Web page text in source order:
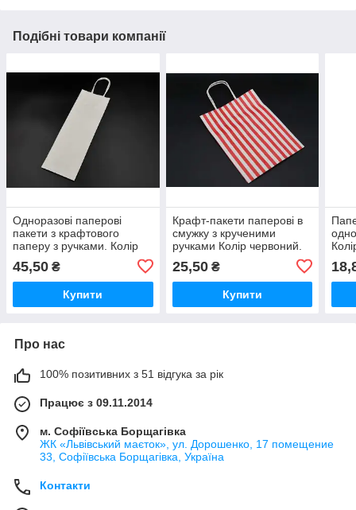
Подібні товари компанії
Одноразові паперові
пакети з крафтового
паперу з ручками. Колір
Одноразові паперові
пакети з крафтового
45,50 ₴
Купити
Крафт-пакети паперові в
смужку з крученими
ручками Колір червоний.
пакети паперові в смужку
з крученими ручками
25,50₴
Купити
Про нас
100% позитивних з 51 відгука за рік
Працює з 09.11.2014
м. Софіївська Борщагівка
ЖК «Львівський маєток», ул. Дорошенко, 17 помещение
33, Софіївська Борщагівка, Україна
Контакти